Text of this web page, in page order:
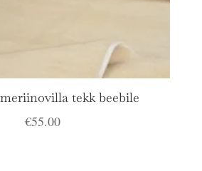
tekk beebile
€55.00